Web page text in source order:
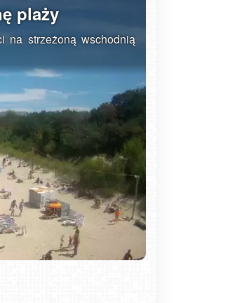
plaży
na strzeżoną wschodnią